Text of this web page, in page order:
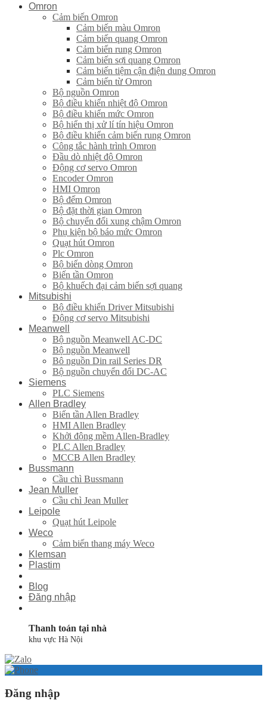
Omron
Cảm biến Omron
Cảm biến màu Omron
Cảm biến quang Omron
Cảm biến rung Omron
Cảm biến sợi quang Omron
Cảm biến tiệm cận điện dung Omron
Cảm biến từ Omron
Bộ nguồn Omron
Bộ điều khiển nhiệt độ Omron
Bộ điều khiển mức Omron
Bộ hiển thị xử lí tín hiệu Omron
Bộ điều khiển cảm biến rung Omron
Công tắc hành trình Omron
Đầu dò nhiệt độ Omron
Động cơ servo Omron
Encoder Omron
HMI Omron
Bộ đếm Omron
Bộ đặt thời gian Omron
Bộ chuyển đổi xung chậm Omron
Phụ kiện bộ báo mức Omron
Quạt hút Omron
Plc Omron
Bộ biến dòng Omron
Biến tần Omron
Bộ khuếch đại cảm biến sợi quang
Mitsubishi
Bộ điều khiển Driver Mitsubishi
Động cơ servo Mitsubishi
Meanwell
Bộ nguồn Meanwell AC-DC
Bộ nguồn Meanwell
Bô nguồn Din rail Series DR
Bộ nguồn chuyển đổi DC-AC
Siemens
PLC Siemens
Allen Bradley
Biến tần Allen Bradley
HMI Allen Bradley
Khởi động mềm Allen-Bradley
PLC Allen Bradley
MCCB Allen Bradley
Bussmann
Cầu chì Bussmann
Jean Muller
Cầu chì Jean Muller
Leipole
Quạt hút Leipole
Weco
Cảm biến thang máy Weco
Klemsan
Plastim
Blog
Đăng nhập
Thanh toán tại nhà
khu vực Hà Nội
Đăng nhập